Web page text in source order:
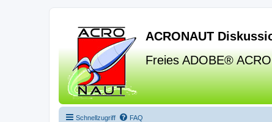
ACRONAUT
Freies ADOBE®
Schnellzugriff FAQ